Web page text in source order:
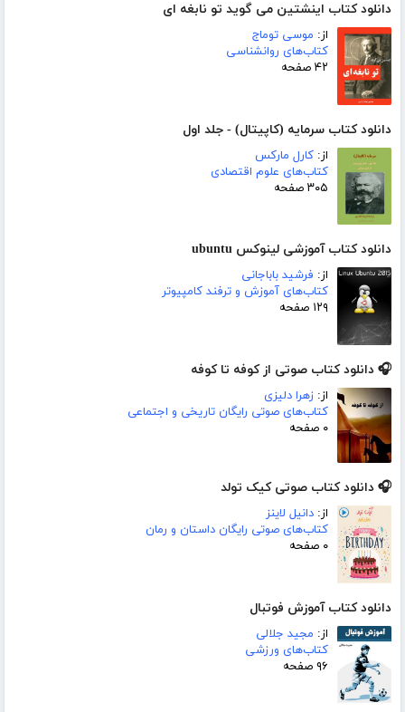
دانلود کتاب اینشتین می گوید تو نابغه ای
از: موسی توماج
کتاب‌های روانشناسی
۴۲ صفحه
دانلود کتاب سرمایه (کاپیتال) - جلد اول
از: کارل مارکس
کتاب‌های علوم اقتصادی
۳۰۵ صفحه
دانلود کتاب آموزشی لینوکس ubuntu
از: فرشید باباجانی
کتاب‌های آموزش و ترفند کامپیوتر
۱۲۹ صفحه
🎧 دانلود کتاب صوتی از کوفه تا کوفه
از: زهرا دلیزی
کتاب‌های صوتی رایگان تاریخی و اجتماعی
۰ صفحه
🎧 دانلود کتاب صوتی کیک تولد
از: دانیل لاینز
کتاب‌های صوتی رایگان داستان و رمان
۰ صفحه
دانلود کتاب آموزش فوتبال
از: مجید جلالی
کتاب‌های ورزشی
۹۶ صفحه